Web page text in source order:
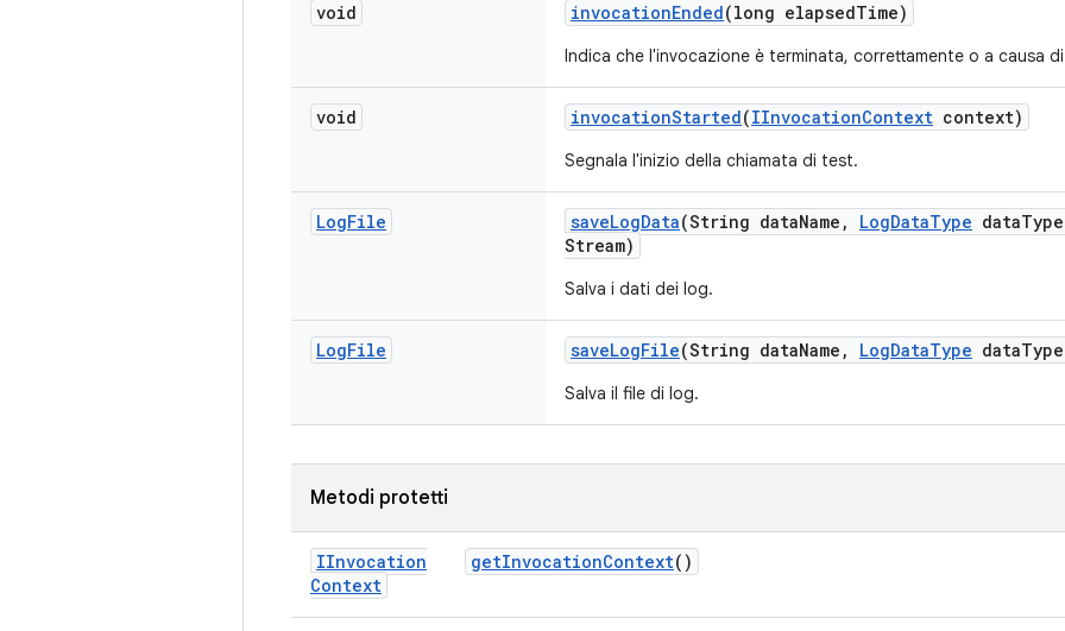
void invocationEnded(long elapsedTime)
Indica che l'invocazione è terminata, correttamente o a causa
void invocationStarted(IInvocationContext context)
Segnala l'inizio della chiamata di test.
LogFile saveLogData(String dataName , LogDataType dataType
Stream)
Salva i dati dei log.
LogFile saveLogFile(String dataName , LogDataType dataType
Salva il file di log.
Metodi protetti
IInvocation
Context
getInvocationContext()